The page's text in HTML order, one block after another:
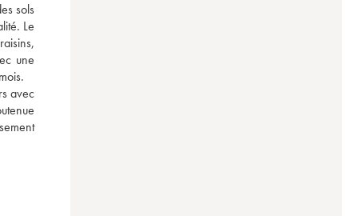
sols
Le
une
avec